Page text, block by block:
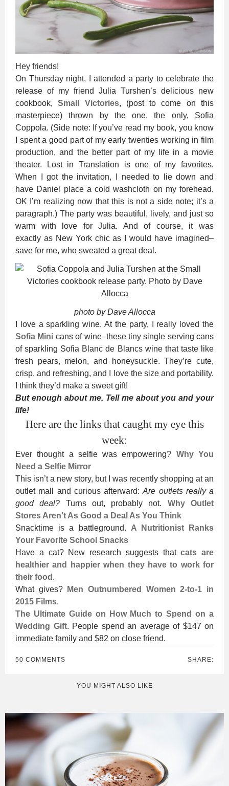
Hey friends!
On Thursday night, I attended a party to celebrate the
release of my friend Julia Turshen’s delicious new
cookbook,Small Victories, (post to come on this
masterpiece) thrown by the one, the only, Sofia
Coppola. (Side note: If you’ve read my book, you know
I spent a good part of my early twenties working in film
production, and the better part of my life in a movie
theater. Lost in Translation is one of my favorites.
When I got the invitation, I needed to lie down and
have Daniel place a cold washcloth on my forehead.
OK I’m realizing now that this is not a side note; it’s a
paragraph.) The party was beautiful, lively, and just so
warm with love for Julia. And of course, it was
exactly as New York chic as I would have imagined–
save for me, who sweated a great deal.
photo by Dave Allocca
I love a sparkling wine. At the party, I really loved the
Sofia Mini cans of wine–these tiny single serving cans
of sparkling Sofia Blanc de Blancs wine that taste like
fresh pears, melon, and honeysuckle. They’re cute,
crisp, and refreshing, and I love the size and portability.
I think they’d make a sweet gift!
But enough about me. Tell me about you and your
life!
Here are the links that caught my eye this
week:
Ever thought a selfie was empowering? Why You
Need a Selfie Mirror
This isn’t a new story, but I was recently shopping at an
outlet mall and curious afterward:Are outlets really a
good deal? Turns out, probably not. Why Outlet
Stores Aren’t As Good a Deal As You Think
Snacktime is a battleground. A Nutritionist Ranks
Your Favorite School Snacks
Have a cat? New research suggests thatcats are
healthier and happier when they have to work for
their food .
What gives?
Men Outnumbered Women 2-to-1 in
2015 Films.
The Ultimate Guide on How Much to Spend on a
Wedding Gift. People spend an average of $147 on
immediate family and $82 on close friend.
50 COMMENTS SHARE:
YOU MIGHT ALSO LIKE